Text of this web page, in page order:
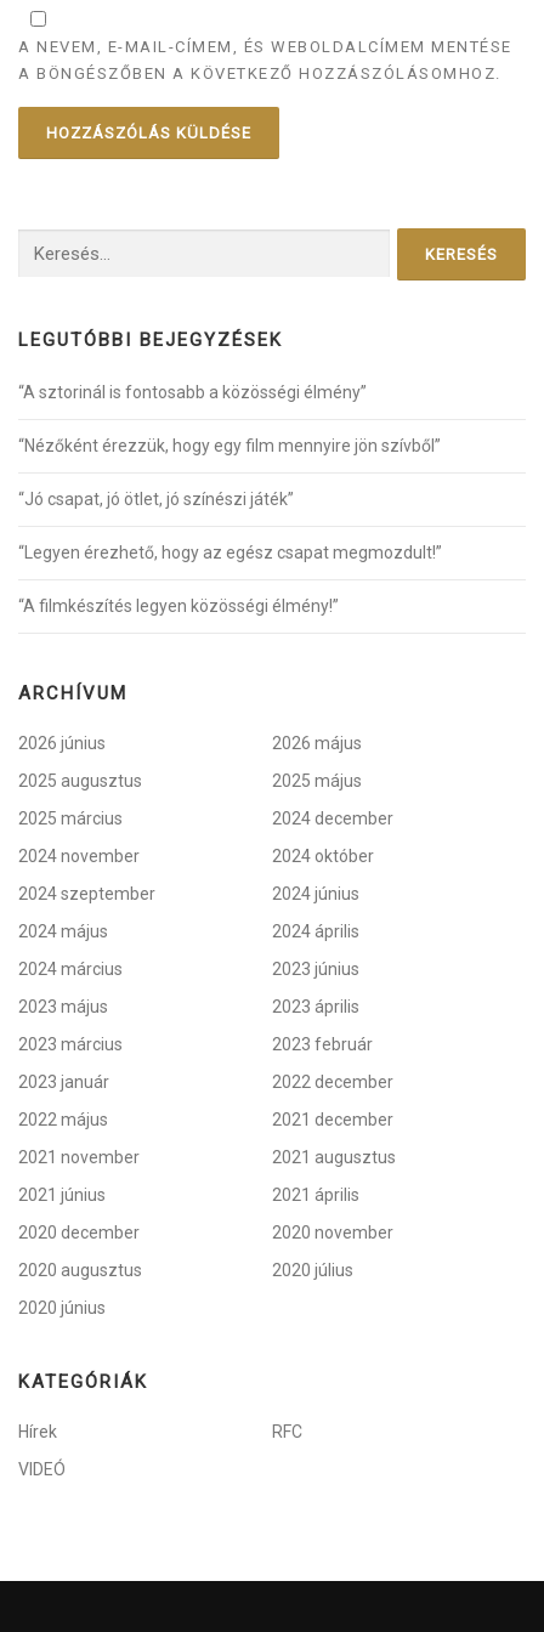
A NEVEM, E-MAIL-CÍMEM, ÉS WEBOLDALCÍMEM MENTÉSE
A BÖNGÉSZŐBEN A KÖVETKEZŐ HOZZÁSZÓLÁSOMHOZ.
LEGUTÓBBI BEJEGYZÉSEK
“A sztorinál is fontosabb a közösségi élmény”
“Nézőként érezzük, hogy egy film mennyire jön szívből”
“Jó csapat, jó ötlet, jó színészi játék”
“Legyen érezhető, hogy az egész csapat megmozdult!”
“A filmkészítés legyen közösségi élmény!”
ARCHÍVUM
2026 június
2026 május
2025 augusztus
2025 május
2025 március
2024 december
2024 november
2024 október
2024 szeptember
2024 június
2024 május
2024 április
2024 március
2023 június
2023 május
2023 április
2023 március
2023 február
2023 január
2022 december
2022 május
2021 december
2021 november
2021 augusztus
2021 június
2021 április
2020 december
2020 november
2020 augusztus
2020 július
2020 június
KATEGÓRIÁK
Hírek
RFC
VIDEÓ